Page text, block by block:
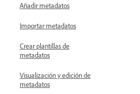
Añadir metadatos
Importar metadatos
Crear plantillas de
metadatos
Visualización y edición de
metadatos